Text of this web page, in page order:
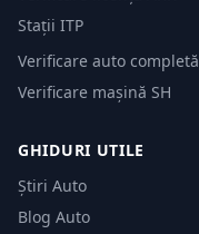
Stații ITP
Verificare auto completă
Verificare mașină SH
GHIDURI UTILE
Știri Auto
Blog Auto